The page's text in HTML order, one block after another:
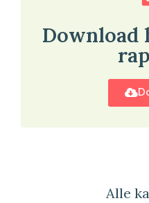
Download
Alle